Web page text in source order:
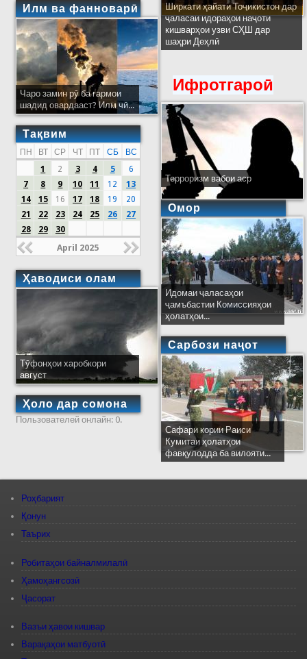
Илм ва фанноварӣ
Чаро замин рӯ ба гармои
шадид овардааст? Илм чӣ...
Тақвим
ПН ВТ СР ЧТ ПТ СБ
ВС
1
2 3 4 5
6
7
8 9 10 11 12
13
14
15 16 17 18 19
20
21
22 23 24 25 26
27
28
29 30
April 2025
Ҳаводиси олам
Тӯфонҳои харобкори
август
Ҳоло дар сомона
Пользователей онлайн: 0.
Ширкати ҳайати Тоҷикистон дар
ҷаласаи идораҳои наҷоти
кишварҳои узви СҲШ дар
шаҳри Деҳлӣ
Ифротгароӣ
Терроризм вабои аср
Омор
Идомаи ҷаласаҳои
ҷамъбастии Комиссияҳои
ҳолатҳои...
Сарбози наҷот
Сафари кории Раиси
Кумитаи ҳолатҳои
фавқулодда ба вилояти...
Роҳбарият
Қонун
Таърих
Робитаҳои байналмилалӣ
Ҳамоҳангсозӣ
Ҷасорат
Вазъи ҳавои кишвар
Варақаҳои матбуотӣ